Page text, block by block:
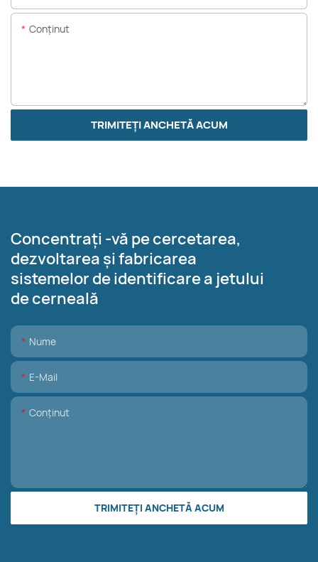
Conţinut
TRIMITEȚI ANCHETĂ ACUM
Concentrați -vă pe cercetarea,
dezvoltarea și fabricarea
sistemelor de identificare a jetului
de cerneală
Nume
E-Mail
Conţinut
TRIMITEȚI ANCHETĂ ACUM